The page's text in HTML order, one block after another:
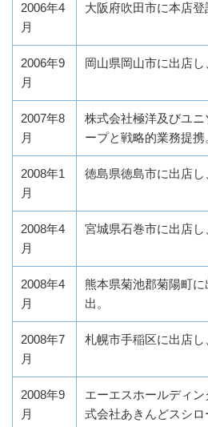
2006年4
月
大阪府吹田市に本店登
2006年9
月
岡山県岡山市に出店し
2007年8
月
株式会社極洋及びユ
ープと戦略的業務提携
2008年1
月
徳島県徳島市に出店し
2008年4
月
宮城県石巻市に出店し
2008年4
月
熊本県菊池郡菊陽町
出。
2008年7
月
札幌市手稲区に出店し
2008年9
月
エーエスホールディ
式会社あきんどスシ